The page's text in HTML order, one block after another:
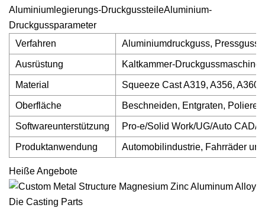
Aluminiumlegierungs-DruckgussteileAluminium-
Druckgussparameter
Verfahren
Aluminiumdruckguss, Pressguss
Ausrüstung Kaltkammer-
Material Squeeze Cast A319, A356,
Oberfläche Beschneiden, Entgraten,
Softwareunterstützung Pro-e/Solid Work/UG/Auto CAD/
Produktanwendung Automobilindustrie, Fahrräder
Heiße Angebote